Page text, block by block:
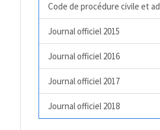
Code de procédure civile et
Journal officiel 2015
Journal officiel 2016
Journal officiel 2017
Journal officiel 2018